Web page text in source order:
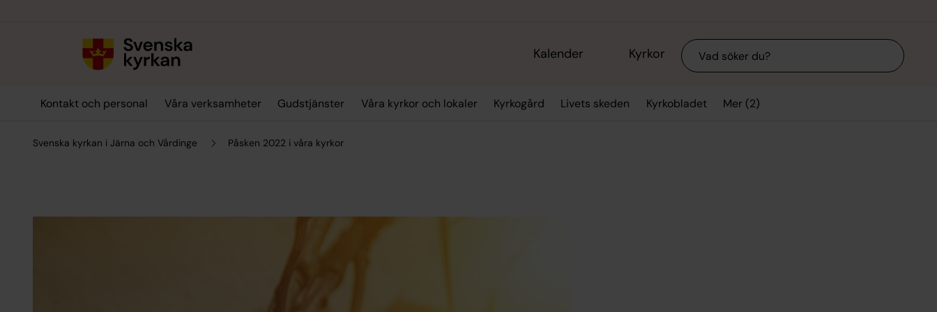
Kalender Kyrkor Sök
Kontakt och personal Våra verksamheter Gudstjänster Våra kyrkor och lokaler Kyrkogård Livets skeden Kyrkobladet Mer (2)
Svenska kyrkan i Järna och Vårdinge Påsken 2022 i våra kyrkor